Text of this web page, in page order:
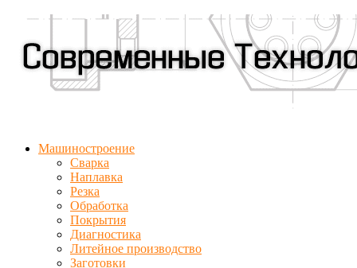
Машиностроение
Сварка
Наплавка
Резка
Обработка
Покрытия
Диагностика
Литейное производство
Заготовки